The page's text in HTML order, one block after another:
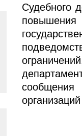
Судебного
повышения